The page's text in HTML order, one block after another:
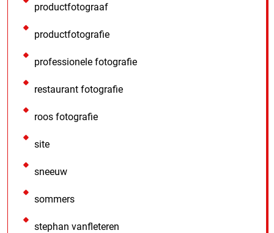
productfotograaf
productfotografie
professionele fotografie
restaurant fotografie
roos fotografie
site
sneeuw
sommers
stephan vanfleteren